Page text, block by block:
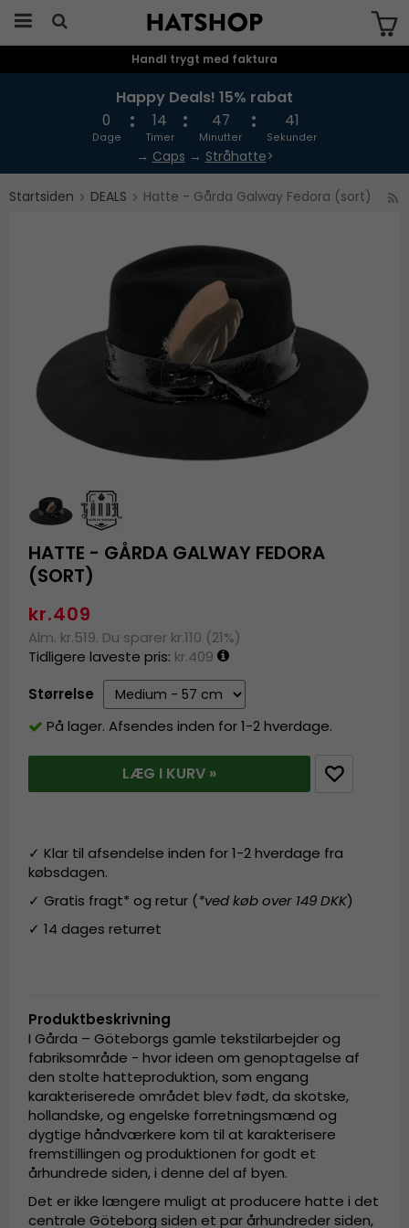
Produktet er blevet tilføjet til din
Handl trygt med faktura
Happy Deals! 15% rabat
0
Dage
14
Timer
47
Minutter
41
Sekunder
→ Caps → Stråhatte>
Startsiden DEALS Hatte - Gårda Galway Fedora (sort)
HATTE - GÅRDA GALWAY FEDORA
(SORT)
kr.409
Alm. kr.519. Du sparer kr.110 (21%)
Tidligere laveste pris: kr.409
Størrelse
På lager. Afsendes inden for 1-2 hverdage.
LÆG I KURV »
✓ Klar til afsendelse inden for 1-2 hverdage fra
købsdagen.
✓ Gratis fragt* og retur (*ved køb over 149 DKK)
✓ 14 dages returret
Produktbeskrivning
I Gårda – Göteborgs gamle tekstilarbejder og
fabriksområde - hvor ideen om genoptagelse af
den stolte hatteproduktion, som engang
karakteriserede området blev født, da skotske,
hollandske, og engelske forretningsmænd og
dygtige håndværkere kom til at karakterisere
fremstillingen og produktionen for godt et
århundrede siden, i denne del af byen.
Det er ikke længere muligt at producere hatte i det
centrale Göteborg siden et par århundreder siden,